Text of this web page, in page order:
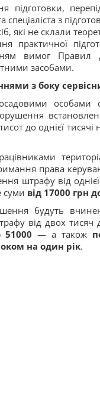
підготовки,
спеціаліста з
які не склали
практичної
вимог Правил
засобами.
з боку
особами
до однієї
права
штрафу від
суми від 17000 грн
будуть
від двох тисяч
— а також
на один рік.